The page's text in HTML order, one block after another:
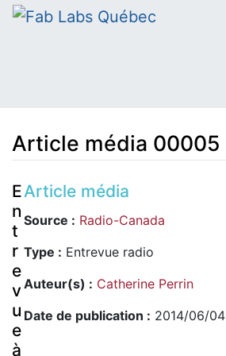
Article média 00005
Aller à : navigation,
Article média
Source : Radio-Canada
Type : Entrevue radio
Auteur(s) : Catherine Perrin
Date de publication : 2014/06/04
E
n
t
r
e
v
u
e
à